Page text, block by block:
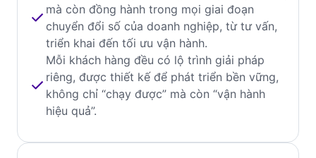
mà còn đồng hành trong mọi giai đoạn
chuyển đổi số của doanh nghiệp, từ tư vấn,
triển khai đến tối ưu vận hành.
Mỗi khách hàng đều có lộ trình giải pháp
riêng, được thiết kế để phát triển bền vững,
không chỉ “chạy được” mà còn “vận hành
hiệu quả”.